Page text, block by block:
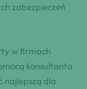
zabezpieczeń
w firmach
konsultanta
najlepszą dla